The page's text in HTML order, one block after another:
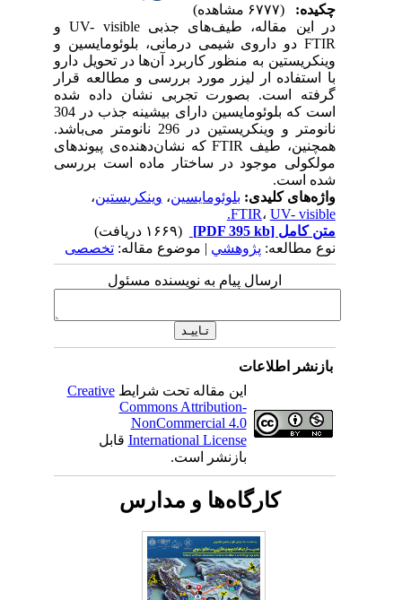
چکیده:
در این مقاله، طیف‌های جذبی UV- visible و
FTIR دو داروی شیمی درمانی، بلوئومایسین و
وینکریستین به منظور کاربرد آن‌ها در تحویل دارو
با استفاده ار لیزر مورد بررسی و مطالعه قرار
گرفته است. بصورت تجربی نشان داده شده
است که بلوئومایسین دارای بیشینه جذب در 304
نانومتر و وینکریستین در 296 نانومتر می‌باشد.
همچنین، طیف FTIR که نشان‌دهنده‌ی پیوندهای
مولکولی موجود در ساختار ماده است بررسی
شده است.
واژه‌های کلیدی:بلوئومایسین،وینکریستین،
FTIR،UV- visible.
متن کامل[PDF 395 kb]
نوع مطالعه:پژوهشي| موضوع مقاله:تخصصی
ارسال پیام به نویسنده مسئول
بازنشر اطلاعات
این مقاله تحت شرایطCreative
Commons Attribution-
NonCommercial 4.0
International Licenseقابل
بازنشر است.
کارگاه‌ها و مدارس